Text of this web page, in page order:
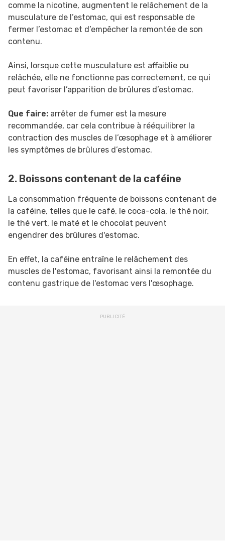
comme la nicotine, augmentent le relâchement de la
musculature de l’estomac, qui est responsable de
fermer l’estomac et d’empêcher la remontée de son
contenu.
Ainsi, lorsque cette musculature est affaiblie ou
relâchée, elle ne fonctionne pas correctement, ce qui
peut favoriser l’apparition de brûlures d’estomac.
Que faire: arrêter de fumer est la mesure
recommandée, car cela contribue à rééquilibrer la
contraction des muscles de l’œsophage et à améliorer
les symptômes de brûlures d’estomac.
2. Boissons contenant de la caféine
La consommation fréquente de boissons contenant de
la caféine, telles que le café, le coca-cola, le thé noir,
le thé vert, le maté et le chocolat peuvent
engendrer des brûlures d'estomac.
En effet, la caféine entraîne le relâchement des
muscles de l'estomac, favorisant ainsi la remontée du
contenu gastrique de l'estomac vers l'œsophage.